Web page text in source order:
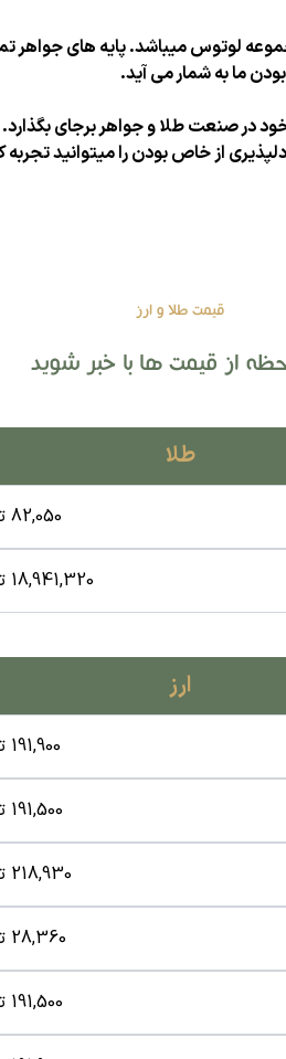
لوتوس میباشد. پایه های جواهر
ما به شمار می آید.
در صنعت طلا و جواهر برجای
از خاص بودن را میتوانید
قیمت طلا و ارز
از قیمت ها با خبر شوید
طلا
82,050 تومان
18,941,320 تومان
ارز
191,900 تومان
191,500 تومان
218,930 تومان
28,360 تومان
191,500 تومان